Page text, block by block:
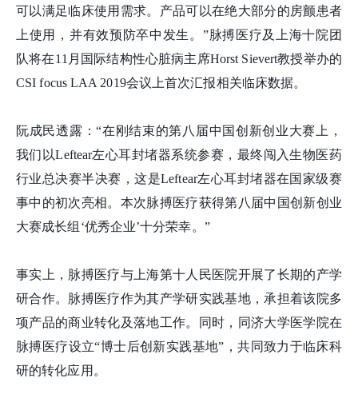
可以满足临床使用需求。产品可以在绝大部分的房颤患者
上使用，并有效预防卒中发生。”脉搏医疗及上海十院团
队将在11月国际结构性心脏病主席Horst Sievert教授举办的
CSI focus LAA 2019会议上首次汇报相关临床数据。
阮成民透露：“在刚结束的第八届中国创新创业大赛上，
我们以Leftear左心耳封堵器系统参赛，最终闯入生物医药
行业总决赛半决赛，这是Leftear左心耳封堵器在国家级赛
事中的初次亮相。本次脉搏医疗获得第八届中国创新创业
大赛成长组‘优秀企业’十分荣幸。”
事实上，脉搏医疗与上海第十人民医院开展了长期的产学
研合作。脉搏医疗作为其产学研实践基地，承担着该院多
项产品的商业转化及落地工作。同时，同济大学医学院在
脉搏医疗设立“博士后创新实践基地”，共同致力于临床科
研的转化应用。